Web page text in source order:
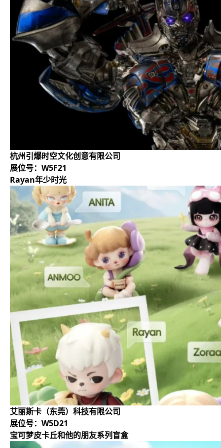
杭州引爆时空文化创意有限公司
展位号：W5F21
Rayan年少时光
艾丽斯卡（东莞）科技有限公司
展位号：W5D21
宝可梦皮卡丘和他的朋友系列盲盒